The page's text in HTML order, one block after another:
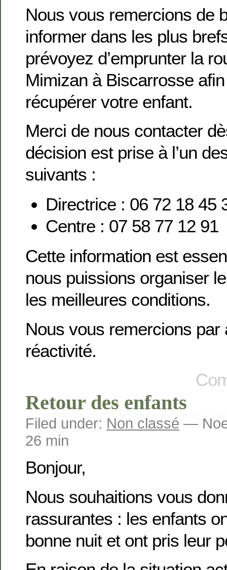
Nous vous remercions de
informer dans les plus
prévoyez d’emprunter la
Mimizan à Biscarrosse
récupérer votre enfant.
Merci de nous contacter
décision est prise à l’un
suivants :
Directrice : 06 72 18 45
Centre : 07 58 77 12 91
Cette information est
nous puissions organiser
les meilleures conditions.
Nous vous remercions par
réactivité.
Retour des enfants
Filed under: Non classé —
26 min
Bonjour,
Nous souhaitions vous
rassurantes : les enfants
bonne nuit et ont pris leur